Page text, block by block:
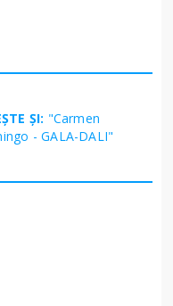
ȘI: "Carmen
- GALA-DALI"